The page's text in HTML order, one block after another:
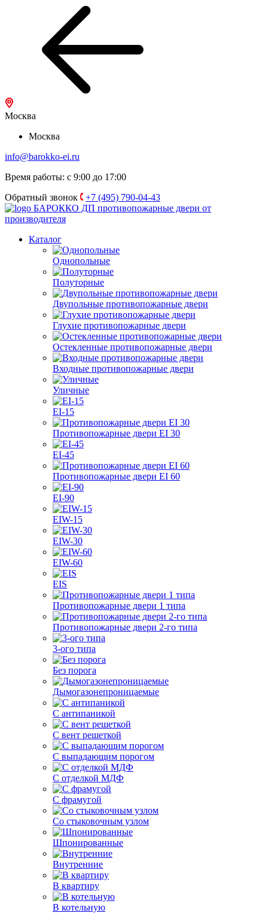
Москва
Москва
info@barokko-ei.ru
Время работы: с 9:00 до 17:00
Обратный звонок
+7 (495) 790-04-43
БАРОККО ДП противопожарные двери от
производителя
Каталог
Однопольные
Полуторные
Двупольные противопожарные двери
Глухие противопожарные двери
Остекленные противопожарные двери
Входные противопожарные двери
Уличные
EI-15
Противопожарные двери EI 30
EI-45
Противопожарные двери EI 60
EI-90
EIW-15
EIW-30
EIW-60
EIS
Противопожарные двери 1 типа
Противопожарные двери 2-го типа
3-ого типа
Без порога
Дымогазонепроницаемые
С антипаникой
С вент решеткой
С выпадающим порогом
С отделкой МДФ
С фрамугой
Со стыковочным узлом
Шпонированные
Внутренние
В квартиру
В котельную